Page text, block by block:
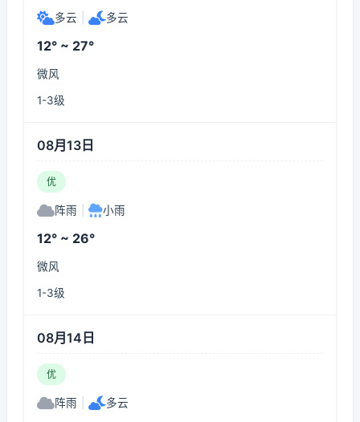
多云 多云
12° ~ 27°
微风
1-3级
08月13日
优
阵雨 小雨
12° ~ 26°
微风
1-3级
08月14日
优
阵雨 多云